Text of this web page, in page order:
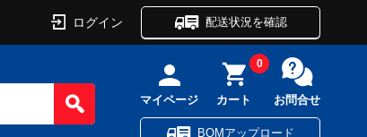
ログイン 配送状況を確認
マイページ カート
0
お問合せ
BOMアップロード